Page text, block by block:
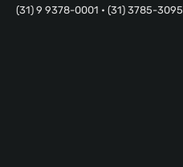
(31) 9 9378-0001 • (31) 3785-3095